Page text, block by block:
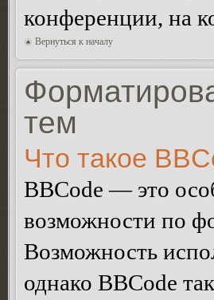
конференции, на
Вернуться к началу
тем
Что такое
BBCode — это
возможности по
Возможность
однако BBCode